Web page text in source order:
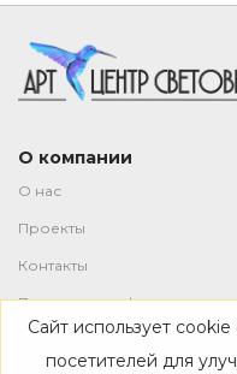
О компании
О нас
Проекты
Контакты
Политика
Магазин
Сайт использует
посетителей для